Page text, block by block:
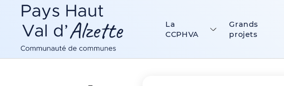
Aller au menu Aller à la recherche Aller au contenu principal
Communauté de Communes Pays Haut Val d’Alzette
aLa
CCPHVA
Grands
projets